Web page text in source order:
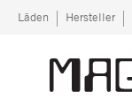
Zum Inhalt springen
Läden Hersteller